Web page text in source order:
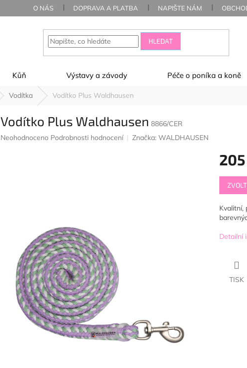
O NÁS DOPRAVA A PLATBA NAPIŠTE NÁM
HLEDAT
Kůň Výstavy a závody Péče o poníka a koně
Vodítka Vodítko Plus Waldhausen
Vodítko Plus Waldhausen 8866/CER
Průměrné
Neohodnoceno Podrobnosti hodnocení Značka: WALDHAUSEN
Měrná
cena:
Kvalitní,
Detailní
TISK